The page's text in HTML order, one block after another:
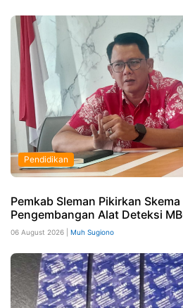
Pendidikan
Pemkab Sleman Pikirkan
Pengembangan Alat Deteksi
06 August 2026 | Muh Sugiono